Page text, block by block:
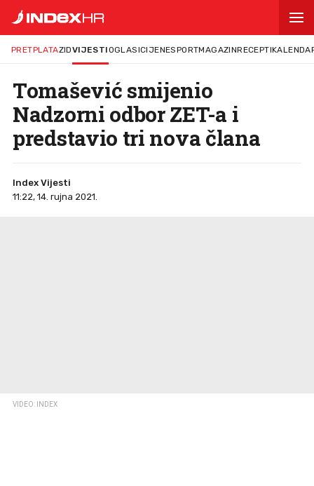
PRETPLATAZIDVIJESTIOGLASICIJENESPORTMAGAZINRECEPTI
Tomašević smijenio
Nadzorni odbor ZET-a i
predstavio tri nova člana
Index Vijesti
11:22, 14. rujna 2021.
VIDEO: INDEX